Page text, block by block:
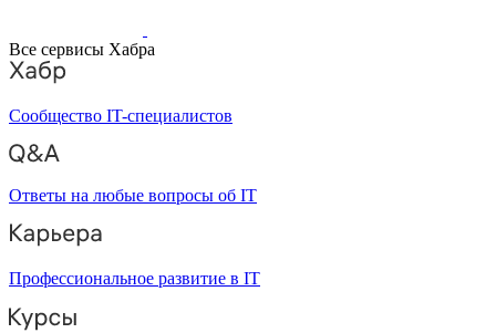
Все сервисы Хабра
Сообщество IT-специалистов
Ответы на любые вопросы об IT
Профессиональное развитие в IT